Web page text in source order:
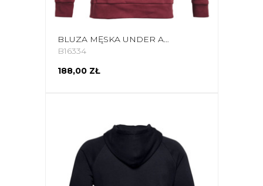
BLUZA MĘSKA UNDER ARMOUR RIVAL FLEECE BIG LOGO HD BURGUND 1357093 652
B16334
188,00 ZŁ